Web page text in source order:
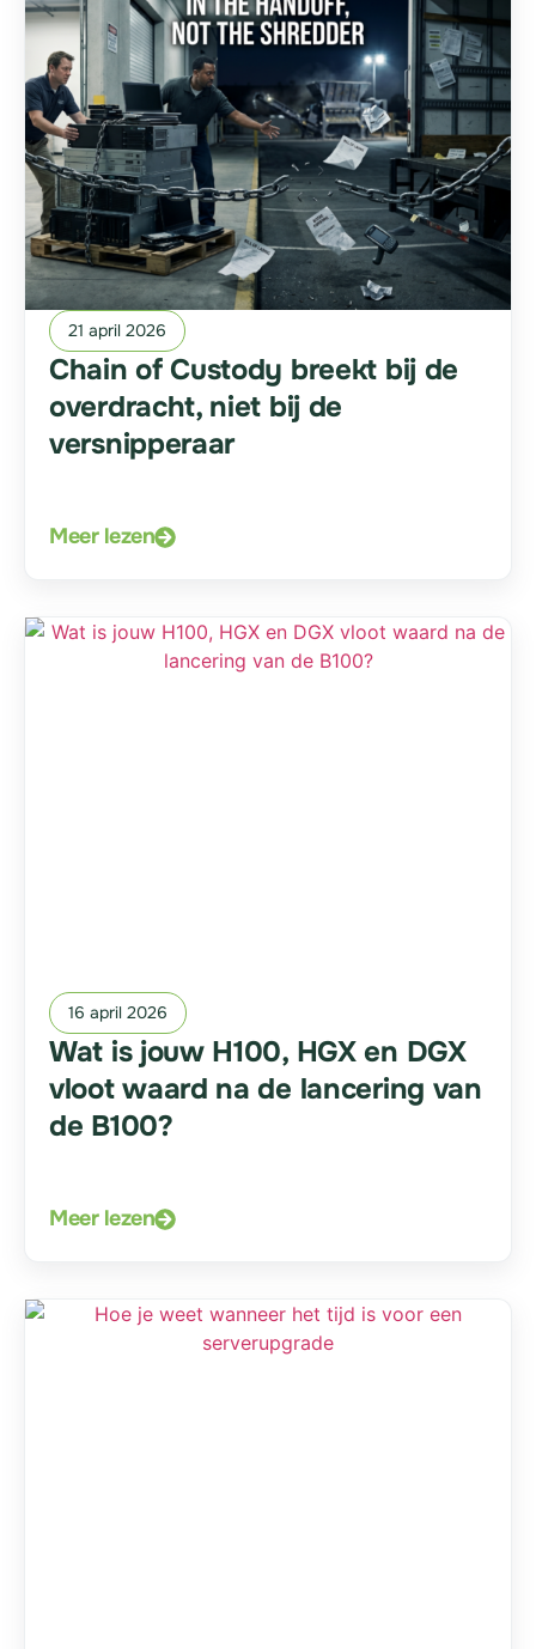
21 april 2026
Chain of Custody breekt bij de
overdracht, niet bij de
versnipperaar
Meer lezen
16 april 2026
Wat is jouw H100, HGX en DGX
vloot waard na de lancering van
de B100?
Meer lezen